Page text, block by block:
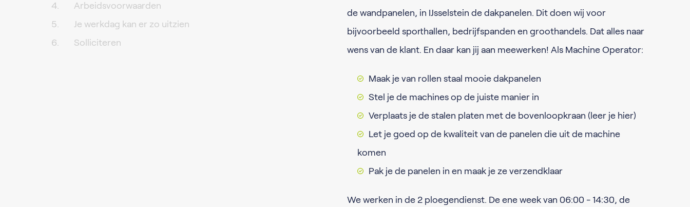
Arbeidsvoorwaarden
Je werkdag kan er zo uitzien
Solliciteren
de wandpanelen, in IJsselstein de dakpanelen. Dit doen wij voor
bijvoorbeeld sporthallen, bedrijfspanden en groothandels. Dat alles naar
wens van de klant. En daar kan jij aan meewerken! Als Machine Operator:
Maak je van rollen staal mooie dakpanelen
Stel je de machines op de juiste manier in
Verplaats je de stalen platen met de bovenloopkraan (leer je hier)
Let je goed op de kwaliteit van de panelen die uit de machine
komen
Pak je de panelen in en maak je ze verzendklaar
We werken in de 2 ploegendienst. De ene week van 06:00 - 14:30, de